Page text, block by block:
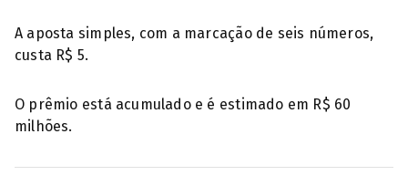
A aposta simples, com a marcação de seis números,
custa R$ 5.
O prêmio está acumulado e é estimado em R$ 60
milhões.